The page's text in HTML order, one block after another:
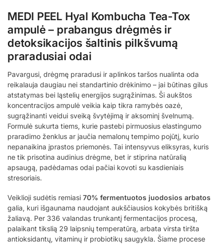
MEDI PEEL Hyal Kombucha Tea-Tox
ampulė – prabangus drėgmės ir
detoksikacijos šaltinis pilkšvumą
praradusiai odai
Pavargusi, drėgmę praradusi ir aplinkos taršos nualinta oda
reikalauja daugiau nei standartinio drėkinimo – jai būtinas gilus
atstatymas bei ląstelių energijos sugrąžinimas. Ši aukštos
koncentracijos ampulė veikia kaip tikra ramybės oazė,
sugrąžinanti veidui sveiką švytėjimą ir aksominį švelnumą.
Formulė sukurta tiems, kurie pastebi pirmuosius elastingumo
praradimo ženklus ar jaučia nemalonų tempimo pojūtį, kurio
nepanaikina įprastos priemonės. Tai intensyvus eliksyras, kuris
ne tik prisotina audinius drėgme, bet ir stiprina natūralią
apsaugą, padėdamas odai pačiai kovoti su kasdieniais
stresoriais.
Veiklioji sudėtis remiasi 70% fermentuotos juodosios arbatos
galia, kuri išgaunama naudojant aukščiausios kokybės britišką
žaliavą. Per 336 valandas trunkantį fermentacijos procesą,
palaikant tikslią 29 laipsnių temperatūrą, arbata virsta tiršta
antioksidantų, vitaminų ir probiotikų saugykla. Šiame procese